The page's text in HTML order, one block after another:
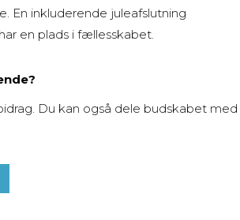
En inkluderende juleafslutning
en plads i fællesskabet.
Du kan også dele budskabet med